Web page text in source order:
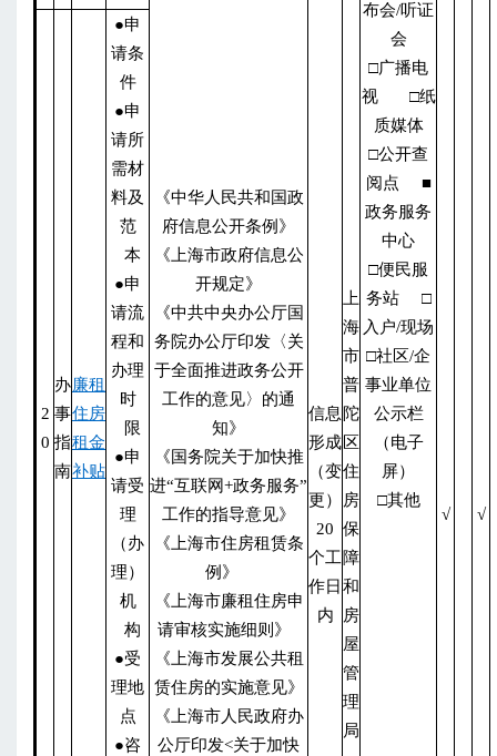
《中华人民共和国政
府信息公开条例》
《上海市政府信息公
开规定》
《中共中央办公厅国
务院办公厅印发〈关
于全面推进政务公开
工作的意见〉的通
知》
《国务院关于加快推
进“互联网+政务服务”
工作的指导意见》
《上海市住房租赁条
例》
《上海市廉租住房申
请审核实施细则》
《上海市发展公共租
赁住房的实施意见》
《上海市人民政府办
公厅印发<关于加快
信息
形成
（变
更）
20
个工
作日
内
上
海
市
普
陀
区
住
房
保
障
和
房
屋
管
理
局
布会/听证
会
□广播电
视 □纸
质媒体
□公开查
阅点 ■
政务服务
中心
□便民服
务站 □
入户/现场
□社区/企
事业单位
公示栏
（电子
屏）
□其他
√
√
2
0
办
事
指
南
廉租
住房
租金
补贴
●申
请条
件
●申
请所
需材
料及
范
本
●申
请流
程和
办理
时
限
●申
请受
理
（办
理）
机
构
●受
理地
点
●咨